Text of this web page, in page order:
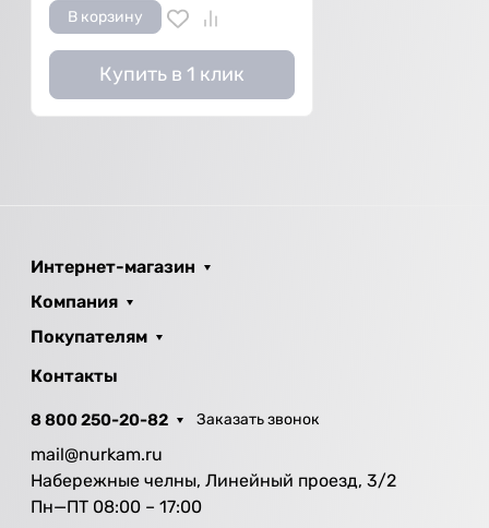
В корзину
Купить в 1 клик
Интернет-магазин
Компания
Покупателям
Контакты
8 800 250-20-82 Заказать звонок
mail@nurkam.ru
Набережные челны, Линейный проезд, 3/2
Пн—ПТ 08:00 – 17:00